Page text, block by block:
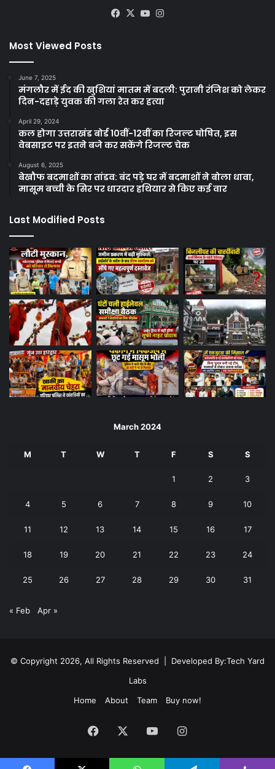
Facebook
X YouTube
Most Viewed Posts
June 7, 2025
मंगलौर में ईद की खुशियां मातम में बदली: पुरानी रंजिश को लेकर
दिन-दहाड़े युवक की गला रेत कर हत्या
April 29, 2024
कल होगा उत्तराखंड बोर्ड 10वीं-12वीं का रिजल्ट घोषित, इस
वेबसाइट पर इतने बजे कर सकेंगे रिजल्ट चेक
August 6, 2025
बेखौफ बदमाशों का तांडव: बंद पड़े घर में बदमाशों ने बोला धावा,
मासूम बच्ची के सिर पर धारदार हथियार से किए कई वार
Last Modified Posts
March 2024
M T W T F S S
1 2 3
4 5 6 7 8 9 10
11 12 13 14 15 16 17
18 19 20 21 22 23 24
25 26 27 28 29 30 31
« Feb Apr »
© Copyright 2026, All Rights Reserved | Developed By:Tech Yard
Labs
Home
About Team Buy now!
Facebook YouTubeInstagram